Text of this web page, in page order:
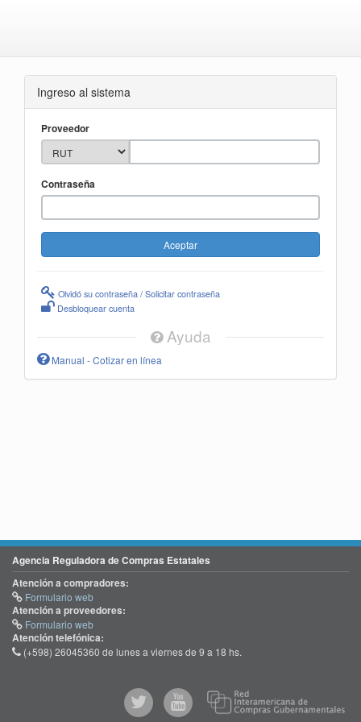
Ingreso al sistema
Proveedor
Contraseña
Olvidó su contraseña / Solicitar contraseña
Desbloquear cuenta
Ayuda
Manual - Cotizar en línea
Agencia Reguladora de Compras Estatales
Atención a compradores:
Formulario web
Atención a proveedores:
Formulario web
Atención telefónica:
(+598) 26045360 de lunes a viernes de 9 a 18 hs.
@comprasgubuy
ACCE